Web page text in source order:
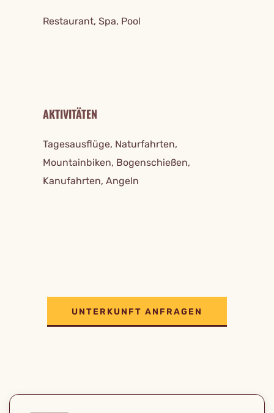
Restaurant, Spa, Pool
AKTIVITÄTEN
Tagesausflüge, Naturfahrten,
Mountainbiken, Bogenschießen,
Kanufahrten, Angeln
UNTERKUNFT ANFRAGEN